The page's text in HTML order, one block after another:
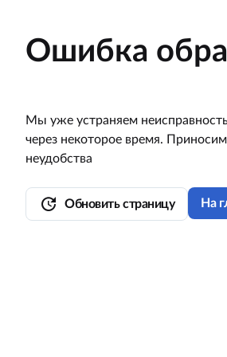
Ошибка
Мы уже устраняем
через некоторое время.
неудобства
update Обновить страницу На